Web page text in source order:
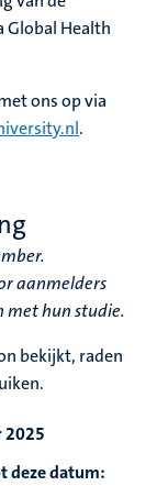
Global Health
ons op via
.
aanmelders
met hun studie.
bekijkt, raden
2025
deze datum: